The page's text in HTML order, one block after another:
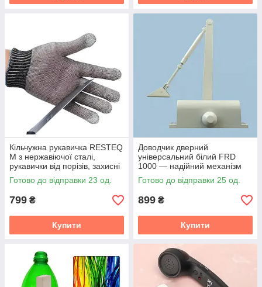
Кільчужна рукавичка RESTEQ
М з нержавіючої сталі,
рукавички від порізів, захисні
порізостійкі
Готово до відправки 23 од.
799 ₴
Купити
Доводчик дверний
універсальний білий FRD
1000 — надійний механізм
для плавного зачинення
дверей у офісі та вдома
Готово до відправки 25 од.
899 ₴
Купити